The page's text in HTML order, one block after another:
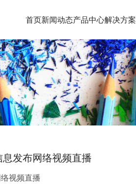
首页新闻动态产品中心解决方案
发布网络视频直播
视频直播